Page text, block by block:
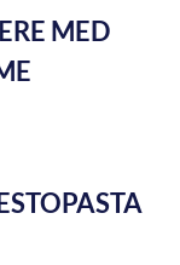
MED